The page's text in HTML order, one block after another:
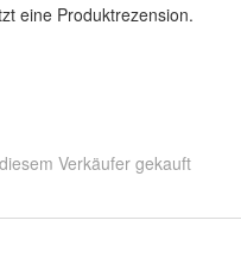
eine Produktrezension.
Verkäufer gekauft